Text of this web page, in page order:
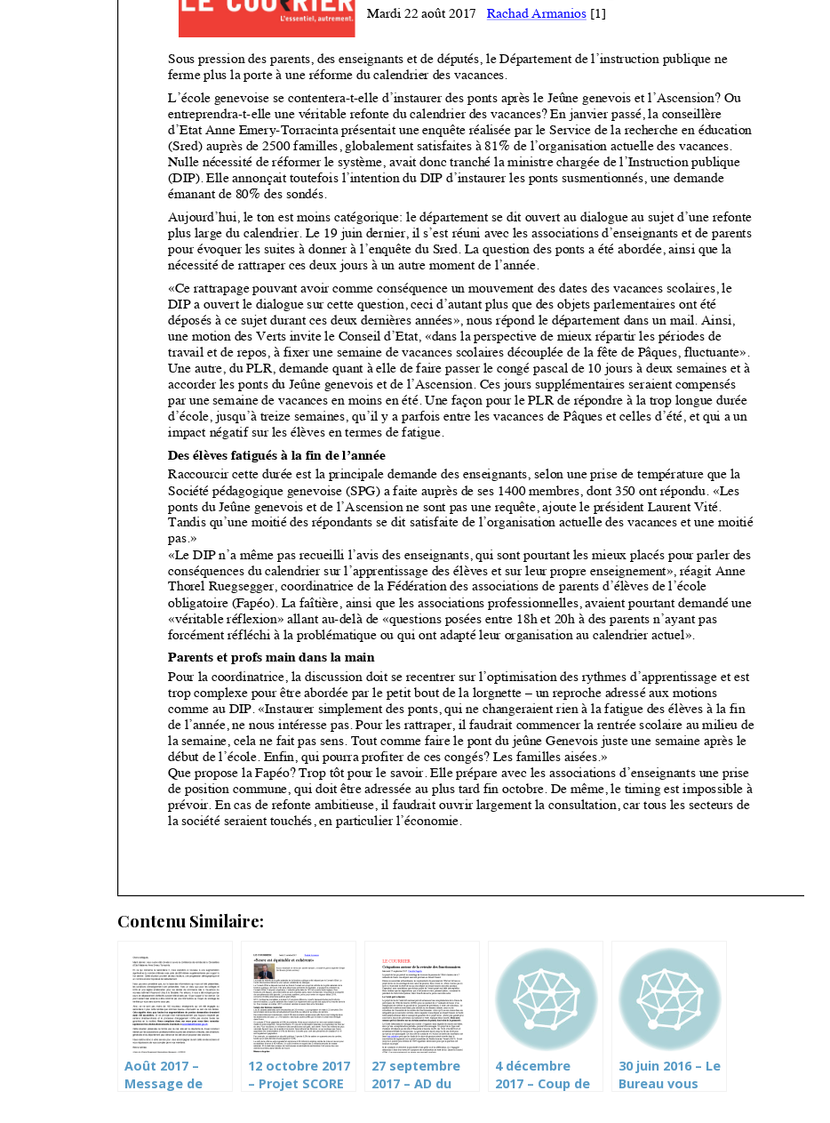
Contenu Similaire:
Août 2017 –
Message de
12 octobre 2017
– Projet SCORE
27 septembre
2017 – AD du
4 décembre
2017 – Coup de
30 juin 2016 – Le
Bureau vous